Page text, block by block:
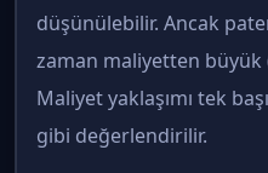
düşünülebilir. Ancak
zaman maliyetten büyük
Maliyet yaklaşımı tek
gibi değerlendirilir.